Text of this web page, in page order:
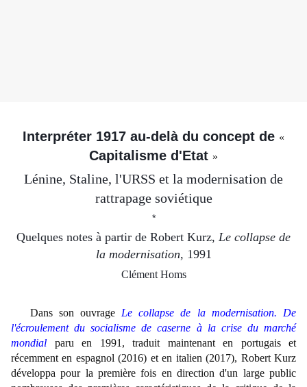
Interpréter 1917 au-delà du concept de «
Capitalisme d'Etat »
Lénine, Staline, l'URSS et la modernisation de
rattrapage soviétique
*
Quelques notes à partir de Robert Kurz, Le collapse de
la modernisation, 1991
Clément Homs
Dans son ouvrage Le collapse de la modernisation. De
l'écroulement du socialisme de caserne à la crise du marché
mondial paru en 1991, traduit maintenant en portugais et
récemment en espagnol (2016) et en italien (2017), Robert Kurz
développa pour la première fois en direction d'un large public